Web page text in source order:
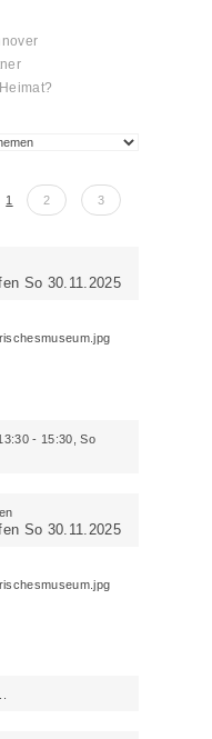
1 2 3
So 30.11.2025
- 15:30, So
So 30.11.2025